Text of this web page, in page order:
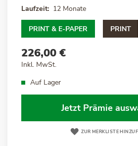
Laufzeit 12 Monate
PRINT & E-PAPER PRINT
226,00 €
Inkl. MwSt.
Auf Lager
Jetzt Prämie
ZUR MERKLISTE